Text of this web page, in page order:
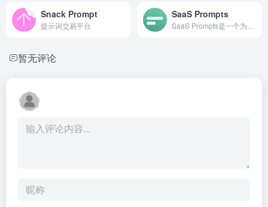
Snack Prompt
提示词交易平台
SaaS Prompts
暂无评论